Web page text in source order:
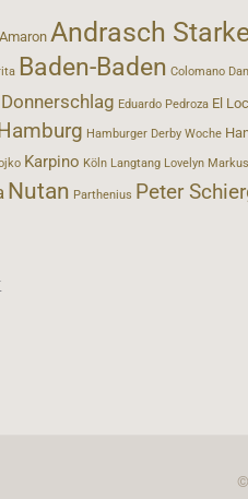
Amaron Andrasch
Baden-Baden Colomano
Donnerschlag Eduardo Pedroza El
Hamburg Hamburger Derby Woche
Karpino Köln Langtang Lovelyn
Nutan Parthenius Peter